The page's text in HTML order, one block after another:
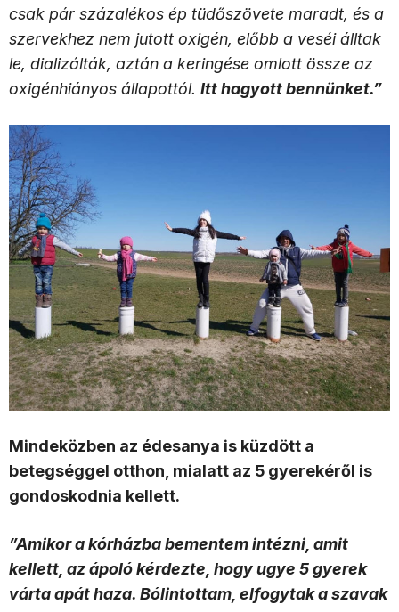
csak pár százalékos ép tüdőszövete maradt, és a
szervekhez nem jutott oxigén, előbb a veséi álltak
le, dializálták, aztán a keringése omlott össze az
oxigénhiányos állapottól. Itt hagyott bennünket.”
Mindeközben az édesanya is küzdött a
betegséggel otthon, mialatt az 5 gyerekéről is
gondoskodnia kellett.
”Amikor a kórházba bementem intézni, amit
kellett, az ápoló kérdezte, hogy ugye 5 gyerek
várta apát haza. Bólintottam, elfogytak a szavak